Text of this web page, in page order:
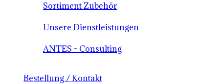
Sortiment Zubehör
Unsere Dienstleistungen
ANTES - Consulting
Bestellung / Kontakt